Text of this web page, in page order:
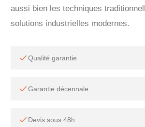
aussi bien les techniques
solutions industrielles modernes.
Qualité garantie
Garantie décennale
Devis sous 48h